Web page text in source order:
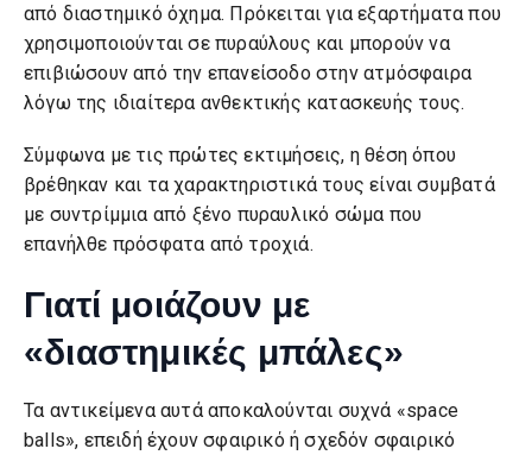
από διαστημικό όχημα. Πρόκειται για εξαρτήματα που
χρησιμοποιούνται σε πυραύλους και μπορούν να
επιβιώσουν από την επανείσοδο στην ατμόσφαιρα
λόγω της ιδιαίτερα ανθεκτικής κατασκευής τους.
Σύμφωνα με τις πρώτες εκτιμήσεις, η θέση όπου
βρέθηκαν και τα χαρακτηριστικά τους είναι συμβατά
με συντρίμμια από ξένο πυραυλικό σώμα που
επανήλθε πρόσφατα από τροχιά.
Γιατί μοιάζουν με
«διαστημικές μπάλες»
Τα αντικείμενα αυτά αποκαλούνται συχνά «space
balls», επειδή έχουν σφαιρικό ή σχεδόν σφαιρικό